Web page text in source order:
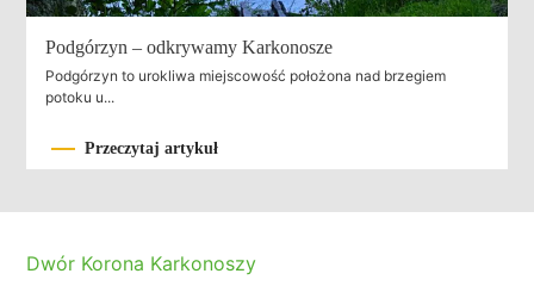
Podgórzyn – odkrywamy Karkonosze
Podgórzyn to urokliwa miejscowość położona nad brzegiem
potoku u...
Przeczytaj artykuł
Dwór Korona Karkonoszy